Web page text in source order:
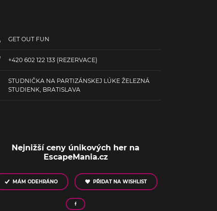
GET OUT FUN
+420 602 122 133 (REZERVACE)
STUDNIČKA NA PARTIZÁNSKEJ LÚKE ŽELEZNÁ
STUDIENK, BRATISLAVA
Nejnižší ceny únikových her na
EscapeMania.cz
MÁM ODEHRÁNO PŘIDAT NA WISHLIST